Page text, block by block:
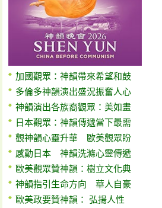
加國觀眾：神韻帶來希望和鼓
多倫多神韻演出盛況振奮人心
神韻演出各族裔觀眾：美如畫
日本觀眾：神韻傳遞當下最需
觀神韻心靈升華 歐美觀眾盼
感動日本 神韻洗滌心靈傳遞
歐美觀眾贊神韻：樹立文化典
神韻指引生命方向 華人自豪
歐美政要贊神韻： 弘揚人性